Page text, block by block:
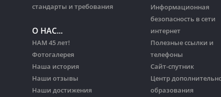
стандарты и требования
О НАС...
НАМ 45 лет!
Фотогалерея
Наша история
Наши отзывы
Наши достижения
Информационная
безопасность в сети
интернет
Полезные ссылки и
телефоны
Сайт-спутник
Центр
образования